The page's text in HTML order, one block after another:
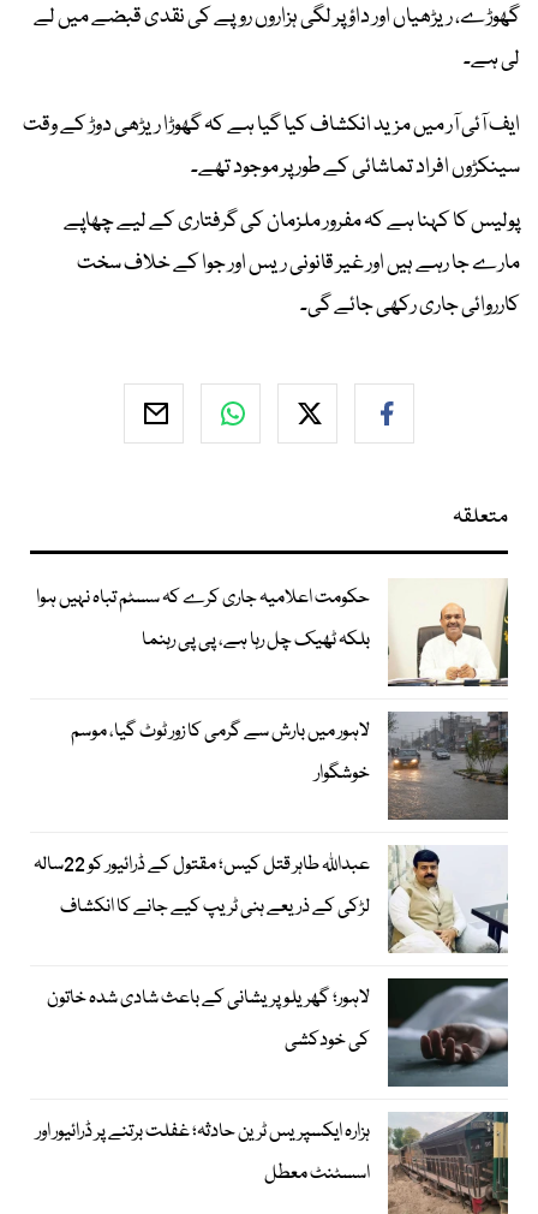
گھوڑے، ریڑھیاں اور داؤ پر لگی ہزاروں روپے کی نقدی قبضے میں لے
لی ہے۔
ایف آئی آر میں مزید انکشاف کیا گیا ہے کہ گھوڑا ریڑھی دوڑ کے وقت
سینکڑوں افراد تماشائی کے طور پر موجود تھے۔
پولیس کا کہنا ہے کہ مفرور ملزمان کی گرفتاری کے لیے چھاپے
مارے جا رہے ہیں اور غیر قانونی ریس اور جوا کے خلاف سخت
کارروائی جاری رکھی جائے گی۔
متعلقہ
حکومت اعلامیہ جاری کرے کہ سسٹم تباہ نہیں ہوا
بلکہ ٹھیک چل رہا ہے، پی پی رہنما
لاہور میں بارش سے گرمی کا زور ٹوٹ گیا، موسم
خوشگوار
عبداللہ طاہر قتل کیس؛ مقتول کے ڈرائیور کو 22سالہ
لڑکی کے ذریعے ہنی ٹریپ کیے جانے کا انکشاف
لاہور؛ گھریلو پریشانی کے باعث شادی شدہ خاتون
کی خودکشی
ہزارہ ایکسپریس ٹرین حادثہ؛ غفلت برتنے پر ڈرائیور اور
اسسٹنٹ معطل